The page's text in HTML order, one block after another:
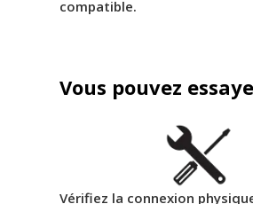
compatible.
Vous pouvez
Vérifiez la connexion